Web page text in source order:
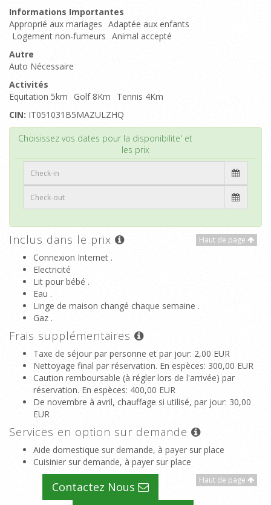
Informations Importantes
Approprié aux mariages Adaptée aux enfants
Logement non-fumeurs Animal accepté
Autre
Auto Nécessaire
Activités
Equitation 5km
Golf 8Km
Tennis 4Km
CIN: IT051031B5MAZULZHQ
Choisissez vos dates pour la disponibilite' et
les prix
Haut de page
Inclus dans le prix
Connexion Internet .
Electricité
Lit pour bébé .
Eau .
Linge de maison changé chaque semaine .
Gaz .
Frais supplémentaires
Taxe de séjour par personne et par jour: 2,00 EUR
Nettoyage final par réservation. En espèces: 300,00 EUR
Caution remboursable (à régler lors de l'arrivée) par
réservation. En espèces: 400,00 EUR
De novembre à avril, chauffage si utilisé, par jour: 30,00
EUR
Services en option sur demande
Aide domestique sur demande, à payer sur place
Cuisinier sur demande, à payer sur place
Haut de page
Contactez Nous